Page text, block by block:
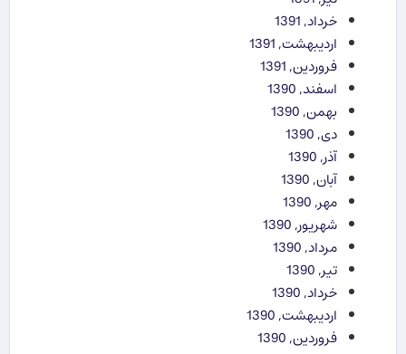
خرداد, 1391
اردیبهشت, 1391
فروردین, 1391
اسفند, 1390
بهمن, 1390
دی, 1390
آذر, 1390
آبان, 1390
مهر, 1390
شهریور, 1390
مرداد, 1390
تیر, 1390
خرداد, 1390
اردیبهشت, 1390
فروردین, 1390